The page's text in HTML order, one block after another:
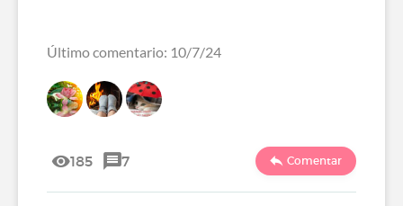
Último comentario: 10/7/24
185 7 Comentar